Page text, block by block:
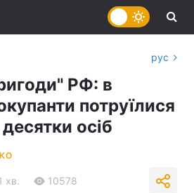
рус
РФ: в
потруїлися
осіб
хв. 10578